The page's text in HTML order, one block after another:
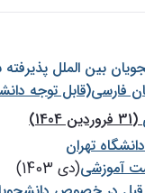
بين الملل
توجه
(31 فروردین 1404)
تهران
آموزشی(دی 1403)